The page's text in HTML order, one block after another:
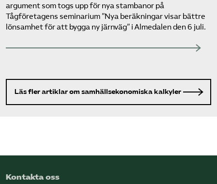
argument som togs upp för nya stambanor på
Tågföretagens seminarium ”Nya beräkningar visar bättre
lönsamhet för att bygga ny järnväg” i Almedalen den 6 juli.
Läs fler artiklar om samhällsekonomiska kalkyler
Kontakta oss